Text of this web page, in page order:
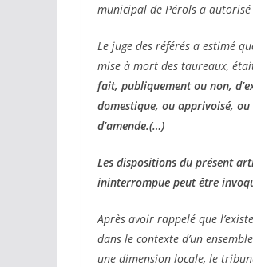
municipal de Pérols a
Le juge des référés a estimé
mise à mort des taureaux,
fait, publiquement ou non,
domestique, ou apprivoisé,
d’amende.(…)
Les dispositions du présent
ininterrompue peut être
Après avoir rappelé que
dans le contexte d’un
une dimension locale, le